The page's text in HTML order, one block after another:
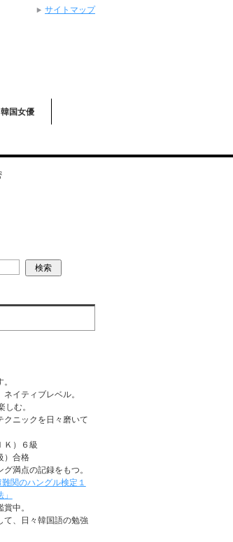
韓国女優
イティブレベル。
む。
クニックを日々磨いて
Ｋ）６級
）合格
満点の記録をもつ。
関のハングル検定１
中。
て、日々韓国語の勉強
サイトマップ